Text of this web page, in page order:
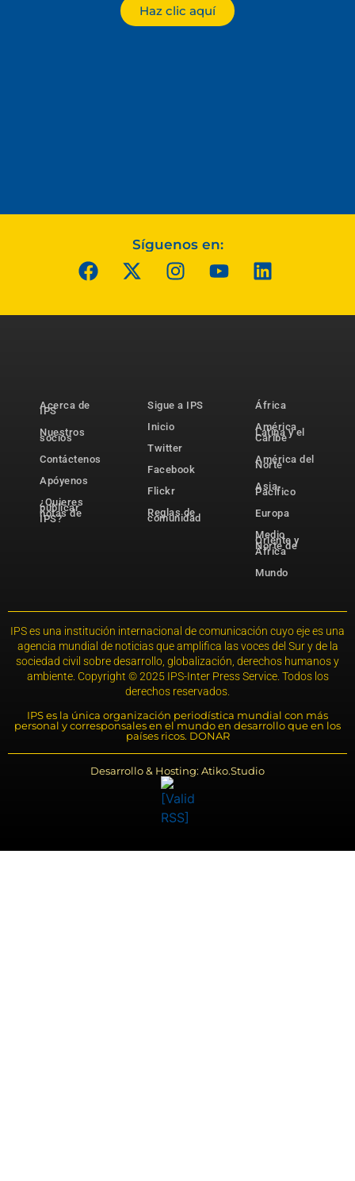
Haz clic aquí
Síguenos en:
Acerca de
IPS
Nuestros
socios
Contáctenos
Apóyenos
¿Quieres
publicar
notas de
IPS?
Sigue a IPS
Inicio
Twitter
Facebook
Flickr
Reglas de
comunidad
África
América
Latina y el
Caribe
América del
Norte
Asia-
Pacífico
Europa
Medio
Oriente y
Norte de
África
Mundo
IPS es una institución internacional de comunicación cuyo eje es una
agencia mundial de noticias que amplifica las voces del Sur y de la
sociedad civil sobre desarrollo, globalización, derechos humanos y
ambiente. Copyright © 2025 IPS-Inter Press Service. Todos los
derechos reservados.
IPS es la única organización periodística mundial con más
personal y corresponsales en el mundo en desarrollo que en los
países ricos. DONAR
Desarrollo & Hosting: Atiko.Studio